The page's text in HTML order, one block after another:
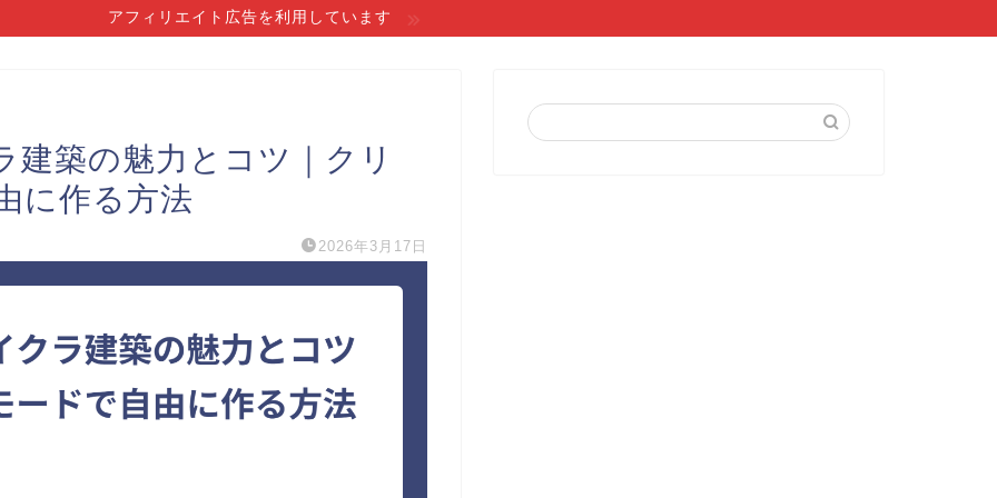
アフィリエイト広告を利用しています
建築の魅力とコツ｜クリ
に作る方法
2026年3月17日